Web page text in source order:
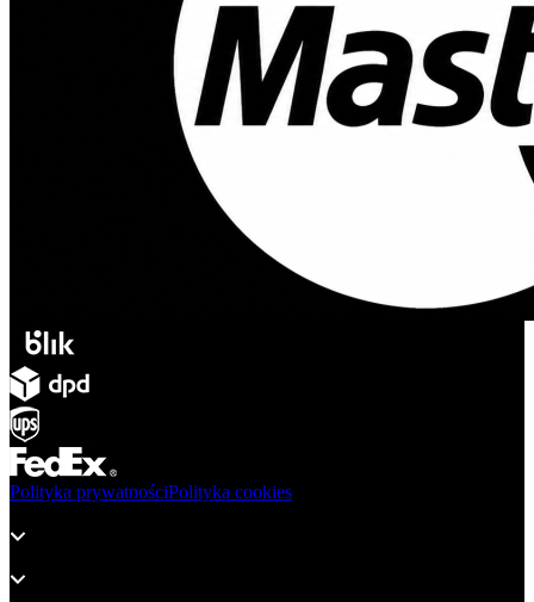
Polityka prywatnościPolityka cookies